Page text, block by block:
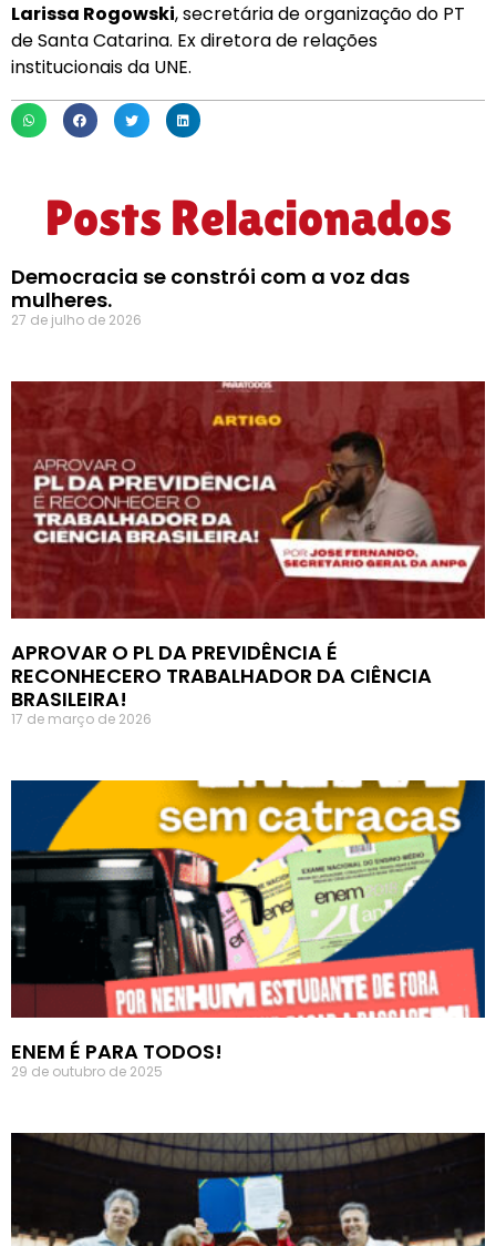
Larissa Rogowski, secretária de organização do PT
de Santa Catarina. Ex diretora de relações
institucionais da UNE.
Posts Relacionados
Democracia se constrói com a voz das
mulheres.
27 de julho de 2026
APROVAR O PL DA PREVIDÊNCIA É
RECONHECERO TRABALHADOR DA CIÊNCIA
BRASILEIRA!
17 de março de 2026
ENEM É PARA TODOS!
29 de outubro de 2025